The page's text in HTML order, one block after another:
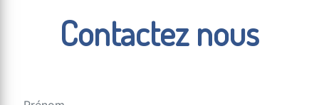
Contactez nous